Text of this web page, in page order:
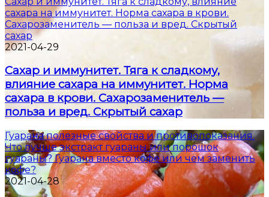
сахара на иммунитет. Норма сахара в крови.
Сахарозаменитель — польза и вред. Скрытый
сахар
2021-04-29
Сахар и иммунитет. Тяга к сладкому,
влияние сахара на иммунитет. Норма
сахара в крови. Сахарозаменитель —
польза и вред. Скрытый сахар
Гуарана полезные свойства и противопоказания.
Что лучше экстракт гуараны или порошок
гуараны? Гуарана вместо кофе или чем заменить
кофе?
2021-04-28